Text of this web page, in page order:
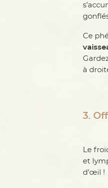
Ce
à
3.
Le
et
d’œil !